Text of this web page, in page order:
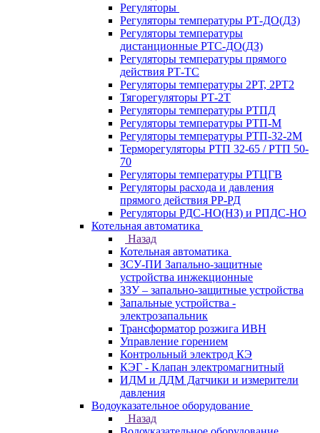
Регуляторы
Регуляторы температуры РТ-ДО(ДЗ)
Регуляторы температуры
дистанционные РТС-ДО(ДЗ)
Регуляторы температуры прямого
действия РТ-ТС
Регуляторы температуры 2РТ, 2РT2
Тягорегуляторы РТ-2Т
Регуляторы температуры РТПД
Регуляторы температуры РТП-M
Регуляторы температуры РТП-32-2М
Терморегуляторы РТП 32-65 / РТП 50-
70
Регуляторы температуры РТЦГВ
Регуляторы расхода и давления
прямого действия РР-РД
Регуляторы РДС-НО(НЗ) и РПДС-НО
Котельная автоматика
Назад
Котельная автоматика
ЗСУ-ПИ Запально-защитные
устройства инжекционные
ЗЗУ – запально-защитные устройства
Запальные устройства -
электрозапальник
Трансформатор розжига ИВН
Управление горением
Контрольный электрод КЭ
КЭГ - Клапан электромагнитный
ИДМ и ДДМ Датчики и измерители
давления
Водоуказательное оборудование
Назад